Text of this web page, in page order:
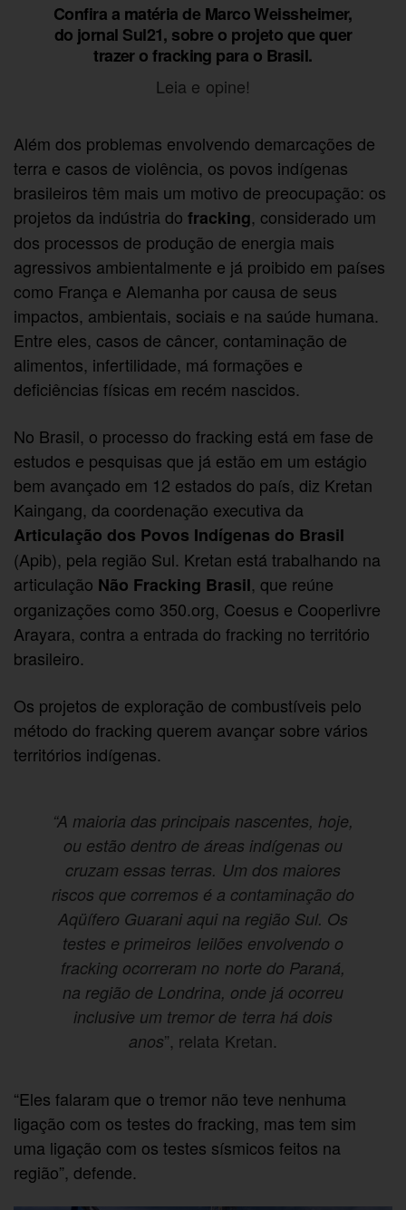
Confira a matéria de Marco Weissheimer,
do jornal Sul21, sobre o projeto que quer
trazer o fracking para o Brasil.
Leia e opine!
Além dos problemas envolvendo demarcações de
terra e casos de violência, os povos indígenas
brasileiros têm mais um motivo de preocupação: os
projetos da indústria dofracking, considerado um
dos processos de produção de energia mais
agressivos ambientalmente e já proibido em países
como França e Alemanha por causa de seus
impactos, ambientais, sociais e na saúde humana.
Entre eles, casos de câncer, contaminação de
alimentos, infertilidade, má formações e
deficiências físicas em recém nascidos.
No Brasil, o processo do fracking está em fase de
estudos e pesquisas que já estão em um estágio
bem avançado em 12 estados do país, diz Kretan
Kaingang, da coordenação executiva da
Articulação dos Povos Indígenas do Brasil
(Apib), pela região Sul. Kretan está trabalhando na
articulação Não Fracking Brasil, que reúne
organizações como 350.org, Coesus e Cooperlivre
Arayara, contra a entrada do fracking no território
brasileiro.
Os projetos de exploração de combustíveis pelo
método do fracking querem avançar sobre vários
territórios indígenas.
“A maioria das principais nascentes, hoje,
ou estão dentro de áreas indígenas ou
cruzam essas terras. Um dos maiores
riscos que corremos é a contaminação do
Aqüífero Guarani aqui na região Sul. Os
testes e primeiros leilões envolvendo o
fracking ocorreram no norte do Paraná,
na região de Londrina, onde já ocorreu
inclusive um tremor de terra há dois
anos”, relata Kretan.
“Eles falaram que o tremor não teve nenhuma
ligação com os testes do fracking, mas tem sim
uma ligação com os testes sísmicos feitos na
região”, defende.